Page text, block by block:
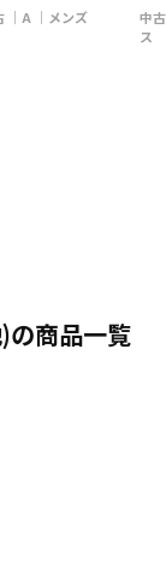
A メンズ
中古
ス
商品一覧